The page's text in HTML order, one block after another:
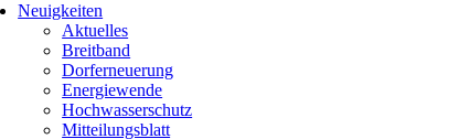
Neuigkeiten
Aktuelles
Breitband
Dorferneuerung
Energiewende
Hochwasserschutz
Mitteilungsblatt